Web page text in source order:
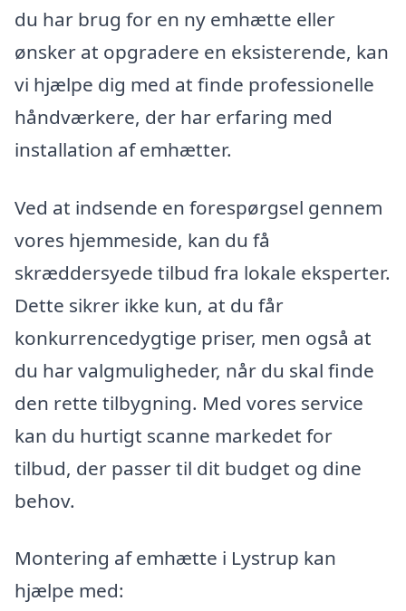
du har brug for en ny emhætte eller
ønsker at opgradere en eksisterende, kan
vi hjælpe dig med at finde professionelle
håndværkere, der har erfaring med
installation af emhætter.
Ved at indsende en forespørgsel gennem
vores hjemmeside, kan du få
skræddersyede tilbud fra lokale eksperter.
Dette sikrer ikke kun, at du får
konkurrencedygtige priser, men også at
du har valgmuligheder, når du skal finde
den rette tilbygning. Med vores service
kan du hurtigt scanne markedet for
tilbud, der passer til dit budget og dine
behov.
Montering af emhætte i Lystrup kan
hjælpe med: